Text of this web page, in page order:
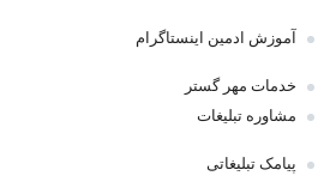
آموزش ادمین اینستاگرام
خدمات مهر گستر
مشاوره تبلیغات
پیامک تبلیغاتی